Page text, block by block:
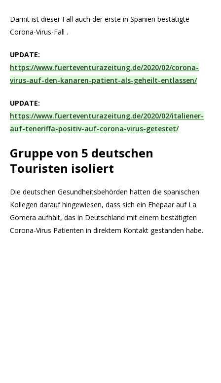
Damit ist dieser Fall auch der erste in Spanien bestätigte
Corona-Virus-Fall .
UPDATE:
https://www.fuerteventurazeitung.de/2020/02/corona-
virus-auf-den-kanaren-patient-als-geheilt-entlassen/
UPDATE:
https://www.fuerteventurazeitung.de/2020/02/italiener-
auf-teneriffa-positiv-auf-corona-virus-getestet/
Gruppe von 5 deutschen
Touristen isoliert
Die deutschen Gesundheitsbehörden hatten die spanischen
Kollegen darauf hingewiesen, dass sich ein Ehepaar auf La
Gomera aufhält, das in Deutschland mit einem bestätigten
Corona-Virus Patienten in direktem Kontakt gestanden habe.